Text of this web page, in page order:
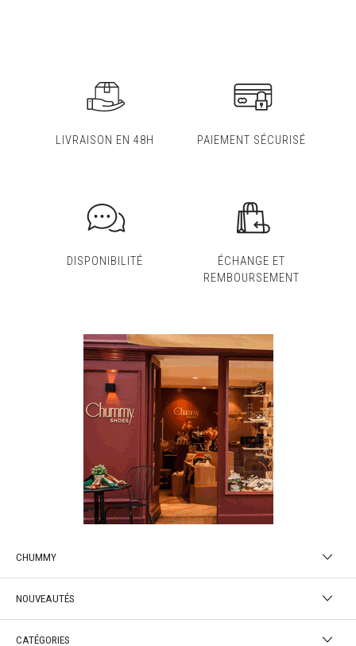
LIVRAISON EN 48H PAIEMENT SÉCURISÉ
DISPONIBILITÉ
ÉCHANGE ET
REMBOURSEMENT
CHUMMY
NOUVEAUTÉS
CATÉGORIES